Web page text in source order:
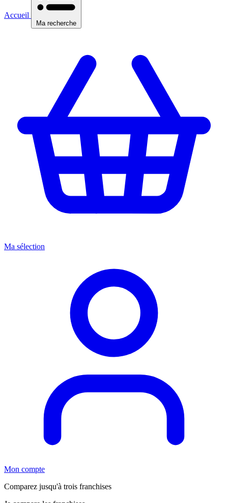
Accueil
Ma recherche
Ma sélection
Mon compte
Comparez jusqu'à trois franchises